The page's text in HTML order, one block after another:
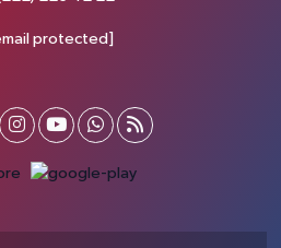
protected]